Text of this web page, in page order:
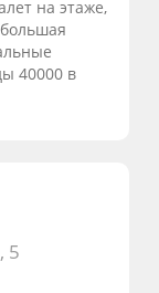
нa этаже,
40000 в
5